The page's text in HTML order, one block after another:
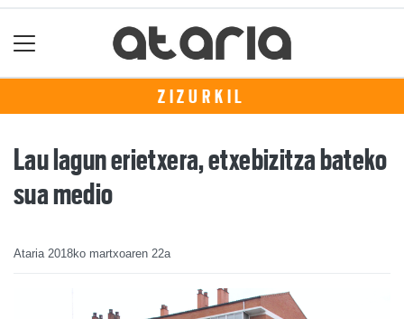
ZIZURKIL
Lau lagun erietxera, etxebizitza bateko
sua medio
Ataria 2018ko martxoaren 22a